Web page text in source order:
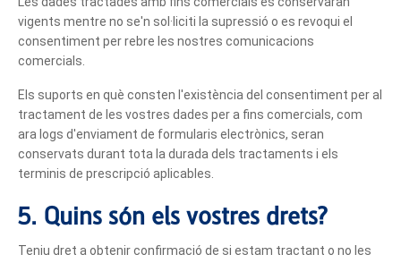
vigents mentre no se'n sol·liciti la supressió o es revoqui el
consentiment per rebre les nostres comunicacions
comercials.
Els suports en què consten l'existència del consentiment per al
tractament de les vostres dades per a fins comercials, com
ara logs d'enviament de formularis electrònics, seran
conservats durant tota la durada dels tractaments i els
terminis de prescripció aplicables.
5. Quins són els vostres drets?
Teniu dret a obtenir confirmació de si estam tractant o no les